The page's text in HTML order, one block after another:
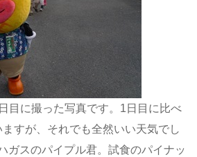
目に撮った写真です。1日目に比べ
すが、それでも全然いい天気でし
ガスのパイプル君。試食のパイナッ